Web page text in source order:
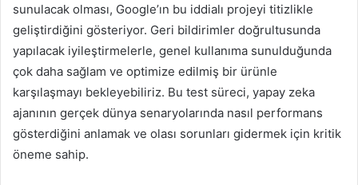
sunulacak olması, Google’ın bu iddialı projeyi titizlikle
geliştirdiğini gösteriyor. Geri bildirimler doğrultusunda
yapılacak iyileştirmelerle, genel kullanıma sunulduğunda
çok daha sağlam ve optimize edilmiş bir ürünle
karşılaşmayı bekleyebiliriz. Bu test süreci, yapay zeka
ajanının gerçek dünya senaryolarında nasıl performans
gösterdiğini anlamak ve olası sorunları gidermek için kritik
öneme sahip.